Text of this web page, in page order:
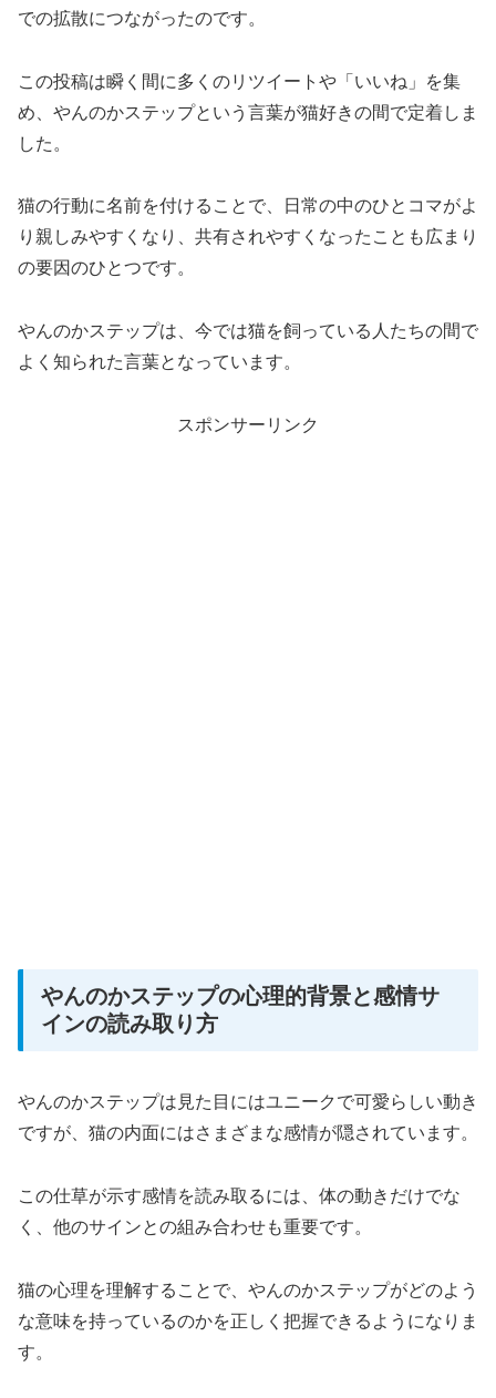
での拡散につながったのです。
この投稿は瞬く間に多くのリツイートや「いいね」を集
め、やんのかステップという言葉が猫好きの間で定着しま
した。
猫の行動に名前を付けることで、日常の中のひとコマがよ
り親しみやすくなり、共有されやすくなったことも広まり
の要因のひとつです。
やんのかステップは、今では猫を飼っている人たちの間で
よく知られた言葉となっています。
スポンサーリンク
やんのかステップの心理的背景と感情サ
インの読み取り方
やんのかステップは見た目にはユニークで可愛らしい動き
ですが、猫の内面にはさまざまな感情が隠されています。
この仕草が示す感情を読み取るには、体の動きだけでな
く、他のサインとの組み合わせも重要です。
猫の心理を理解することで、やんのかステップがどのよう
な意味を持っているのかを正しく把握できるようになりま
す。